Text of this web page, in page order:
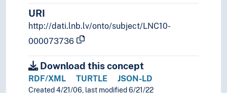
URI
http://dati.lnb.lv/onto/subject/LNC10-
000073736
Download this concept
RDF/XML TURTLE JSON-LD
Created 4/21/06, last modified 6/21/22